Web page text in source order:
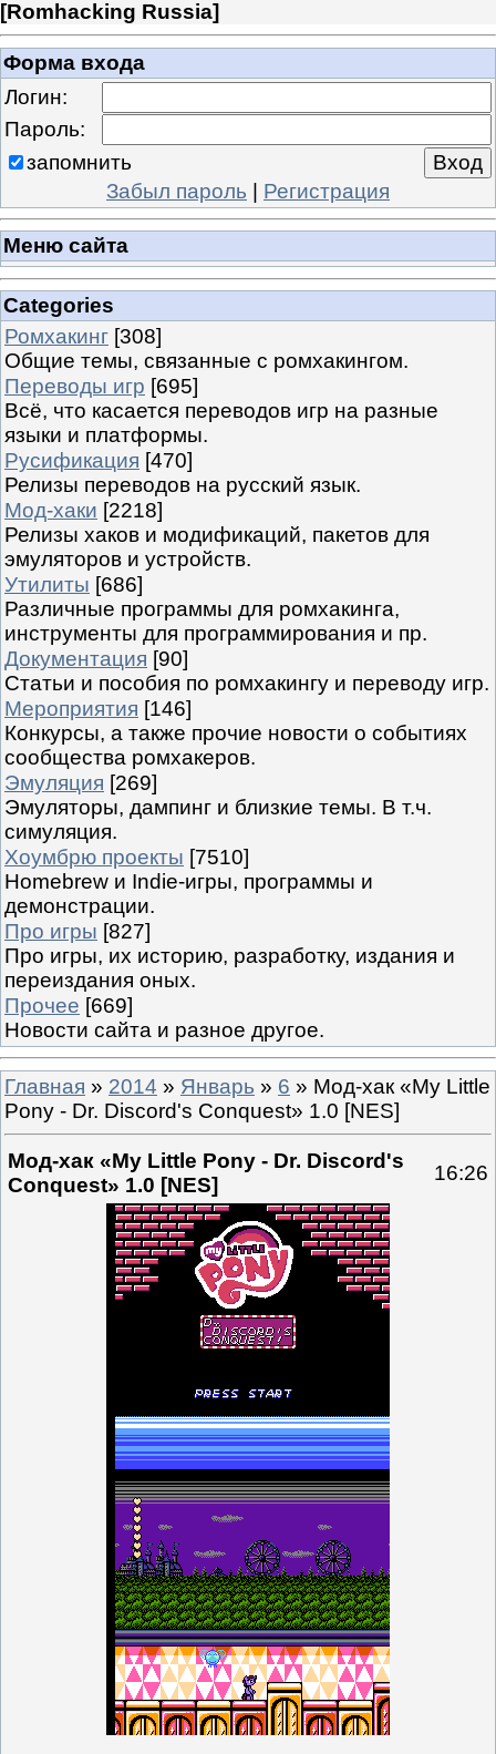
[Romhacking Russia]
Форма входа
Логин:
Пароль:
запомнить
Забыл пароль | Регистрация
Меню сайта
Categories
Ромхакинг [308]
Общие темы, связанные с ромхакингом.
Переводы игр [695]
Всё, что касается переводов игр на разные
языки и платформы.
Русификация [470]
Релизы переводов на русский язык.
Мод-хаки [2218]
Релизы хаков и модификаций, пакетов для
эмуляторов и устройств.
Утилиты [686]
Различные программы для ромхакинга,
инструменты для программирования и пр.
Документация [90]
Статьи и пособия по ромхакингу и переводу игр.
Мероприятия [146]
Конкурсы, а также прочие новости о событиях
сообщества ромхакеров.
Эмуляция [269]
Эмуляторы, дампинг и близкие темы. В т.ч.
симуляция.
Хоумбрю проекты [7510]
Homebrew и Indie-игры, программы и
демонстрации.
Про игры [827]
Про игры, их историю, разработку, издания и
переиздания оных.
Прочее [669]
Новости сайта и разное другое.
Главная » 2014 » Январь » 6 » Мод-хак «My Little
Pony - Dr. Discord's Conquest» 1.0 [NES]
Мод-хак «My Little Pony - Dr. Discord's
Conquest» 1.0 [NES]
16:26